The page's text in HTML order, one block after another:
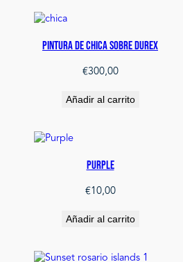
pintura de chica sobre durex
€300,00
Añadir al carrito
Purple
€10,00
Añadir al carrito